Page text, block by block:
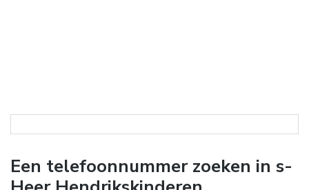
Een telefoonnummer zoeken in s-